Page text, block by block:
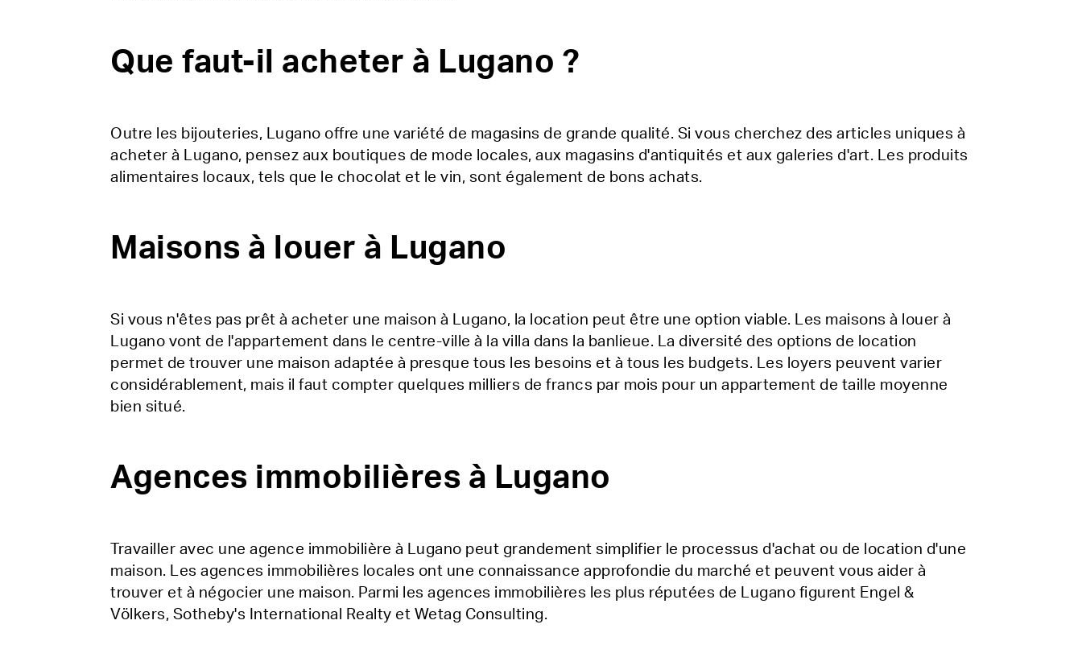
Que faut-il acheter à Lugano ?
Outre les bijouteries, Lugano offre une variété de magasins de grande qualité. Si vous cherchez des articles uniques à
acheter à Lugano, pensez aux boutiques de mode locales, aux magasins d'antiquités et aux galeries d'art. Les produits
alimentaires locaux, tels que le chocolat et le vin, sont également de bons achats.
Maisons à louer à Lugano
Si vous n'êtes pas prêt à acheter une maison à Lugano, la location peut être une option viable. Les maisons à louer à
Lugano vont de l'appartement dans le centre-ville à la villa dans la banlieue. La diversité des options de location
permet de trouver une maison adaptée à presque tous les besoins et à tous les budgets. Les loyers peuvent varier
considérablement, mais il faut compter quelques milliers de francs par mois pour un appartement de taille moyenne
bien situé.
Agences immobilières à Lugano
Travailler avec une agence immobilière à Lugano peut grandement simplifier le processus d'achat ou de location d'une
maison. Les agences immobilières locales ont une connaissance approfondie du marché et peuvent vous aider à
trouver et à négocier une maison. Parmi les agences immobilières les plus réputées de Lugano figurent Engel &
Völkers, Sotheby's International Realty et Wetag Consulting.